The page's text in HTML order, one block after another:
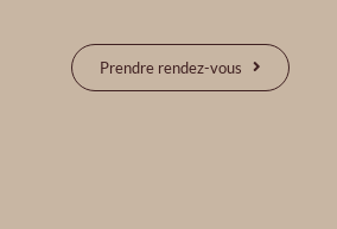
Prendre rendez-vous